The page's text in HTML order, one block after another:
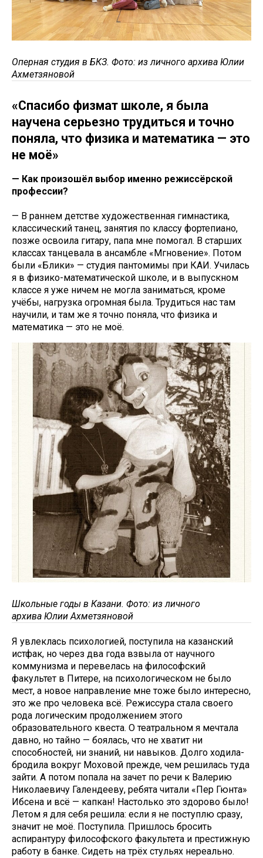
Оперная студия в БКЗ. Фото: из личного архива Юлии
Ахметзяновой
«Спасибо физмат школе, я была
научена серьезно трудиться и точно
поняла, что физика и математика — это
не моё»
— Как произошёл выбор именно режиссёрской
профессии?
— В раннем детстве художественная гимнастика,
классический танец, занятия по классу фортепиано,
позже освоила гитару, папа мне помогал. В старших
классах танцевала в ансамбле «Мгновение». Потом
были «Блики» — студия пантомимы при КАИ. Училась
я в физико-математической школе, и в выпускном
классе я уже ничем не могла заниматься, кроме
учёбы, нагрузка огромная была. Трудиться нас там
научили, и там же я точно поняла, что физика и
математика — это не моё.
Школьные годы в Казани. Фото: из личного
архива Юлии Ахметзяновой
Я увлеклась психологией, поступила на казанский
истфак, но через два года взвыла от научного
коммунизма и перевелась на философский
факультет в Питере, на психологическом не было
мест, а новое направление мне тоже было интересно,
это же про человека всё. Режиссура стала своего
рода логическим продолжением этого
образовательного квеста. О театральном я мечтала
давно, но тайно — боялась, что не хватит ни
способностей, ни знаний, ни навыков. Долго ходила-
бродила вокруг Моховой прежде, чем решилась туда
зайти. А потом попала на зачет по речи к Валерию
Николаевичу Галендееву, ребята читали «Пер Гюнта»
Ибсена и всё — капкан! Настолько это здорово было!
Летом я для себя решила: если я не поступлю сразу,
значит не моё. Поступила. Пришлось бросить
аспирантуру философского факультета и престижную
работу в банке. Сидеть на трёх стульях нереально.